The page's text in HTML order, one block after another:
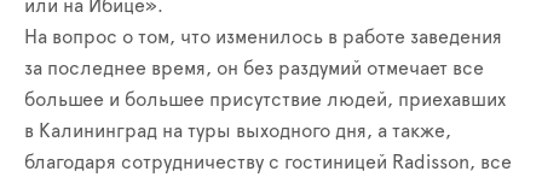
или на Ибице».
На вопрос о том, что изменилось в работе заведения
за последнее время, он без раздумий отмечает все
большее и большее присутствие людей, приехавших
в Калининград на туры выходного дня, а также,
благодаря сотрудничеству с гостиницей Radisson, все